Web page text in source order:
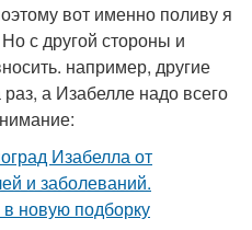
вот именно поливу я
с другой стороны и
например, другие
а Изабелле надо всего